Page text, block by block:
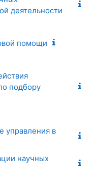
деятельности
помощи
подбору
управления в
научных